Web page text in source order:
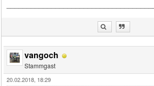
vangoch
Stammgast
20.02.2018, 18:29